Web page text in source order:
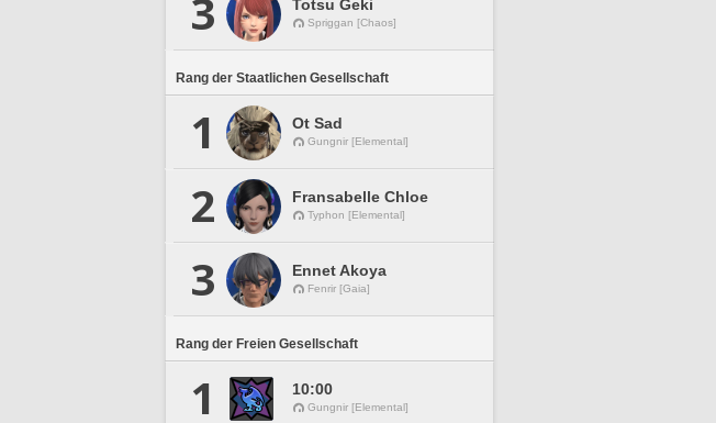
3 Totsu Geki
Spriggan [Chaos]
Rang der Staatlichen Gesellschaft
1 Ot Sad
Gungnir [Elemental]
2 Fransabelle Chloe
Typhon [Elemental]
3 Ennet Akoya
Fenrir [Gaia]
Rang der Freien Gesellschaft
1 10:00
Gungnir [Elemental]